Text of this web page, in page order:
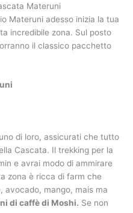
Materuni
Materuni adesso inizia la tua
incredibile zona. Sul posto
il classico pacchetto
di loro, assicurati che tutto
Cascata. Il trekking per la
e avrai modo di ammirare
zona è ricca di farm che
avocado, mango, mais ma
di caffè di Moshi. Se non